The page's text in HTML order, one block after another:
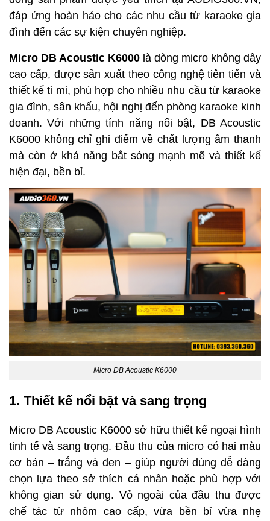
đáp ứng hoàn hảo cho các nhu cầu từ karaoke gia
đình đến các sự kiện chuyên nghiệp.
Micro DB Acoustic K6000 là dòng micro không dây
cao cấp, được sản xuất theo công nghệ tiên tiến và
thiết kế tỉ mỉ, phù hợp cho nhiều nhu cầu từ karaoke
gia đình, sân khấu, hội nghị đến phòng karaoke kinh
doanh. Với những tính năng nổi bật, DB Acoustic
K6000 không chỉ ghi điểm về chất lượng âm thanh
mà còn ở khả năng bắt sóng mạnh mẽ và thiết kế
hiện đại, bền bỉ.
Micro DB Acoustic K6000
1. Thiết kế nổi bật và sang trọng
Micro DB Acoustic K6000 sở hữu thiết kế ngoại hình
tinh tế và sang trọng. Đầu thu của micro có hai màu
cơ bản – trắng và đen – giúp người dùng dễ dàng
chọn lựa theo sở thích cá nhân hoặc phù hợp với
không gian sử dụng. Vỏ ngoài của đầu thu được
chế tác từ nhôm cao cấp, vừa bền bỉ vừa nhẹ